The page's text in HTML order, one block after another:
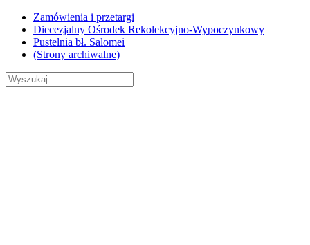
Skip
content
Zamówienia i przetargi
Diecezjalny Ośrodek Rekolekcyjno-Wypoczynkowy
Pustelnia bł. Salomei
(Strony archiwalne)